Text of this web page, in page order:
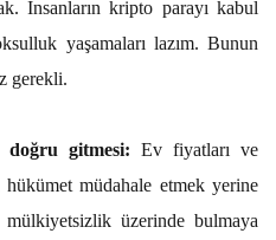
İnsanların kripto parayı kabul
yaşamaları lazım. Bunun
gerekli.
doğru gitmesi: Ev fiyatları ve
müdahale etmek yerine
üzerinde bulmaya